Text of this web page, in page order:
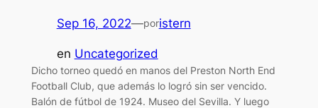
Sep 16, 2022—poristern
en Uncategorized
Dicho torneo quedó en manos del Preston North End
Football Club, que además lo logró sin ser vencido.
Balón de fútbol de 1924. Museo del Sevilla. Y luego